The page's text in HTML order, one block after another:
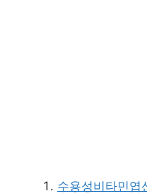
수용성비타민엽